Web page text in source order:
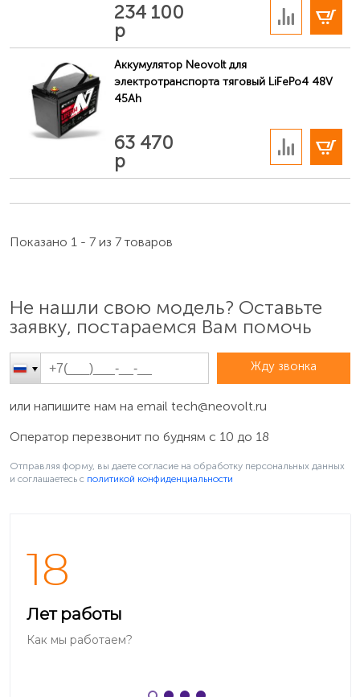
234 100
р
Аккумулятор Neovolt для
электротранспорта тяговый LiFePo4 48V
45Ah
63 470
р
Показано 1 - 7 из 7 товаров
Не нашли свою модель? Оставьте
заявку, постараемся Вам помочь
Жду звонка
или напишите нам на email tech@neovolt.ru
Оператор перезвонит по будням с 10 до 18
Отправляя форму, вы даете согласие на обработку персональных данных
и соглашаетесь c политикой конфиденциальности
18
Лет работы
Как мы работаем?